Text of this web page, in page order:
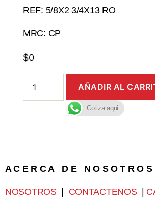
REF: 5/8X2 3/4X13 RO
MRC: CP
$0
AÑADIR AL
Cotiza aqui
A C E R C A D E N O S O T R O S
NOSOTROS| CONTACTENOS|